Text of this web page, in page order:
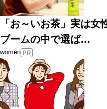
「お～いお茶」実は
ブームの中で選ば…
women